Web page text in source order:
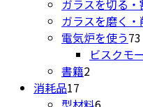
品
商
品
の
商
品
ガラスを切る・
ガラスを磨く・
電気炉を使う73
ビスクモ
書籍22
の
消耗品17
個
6